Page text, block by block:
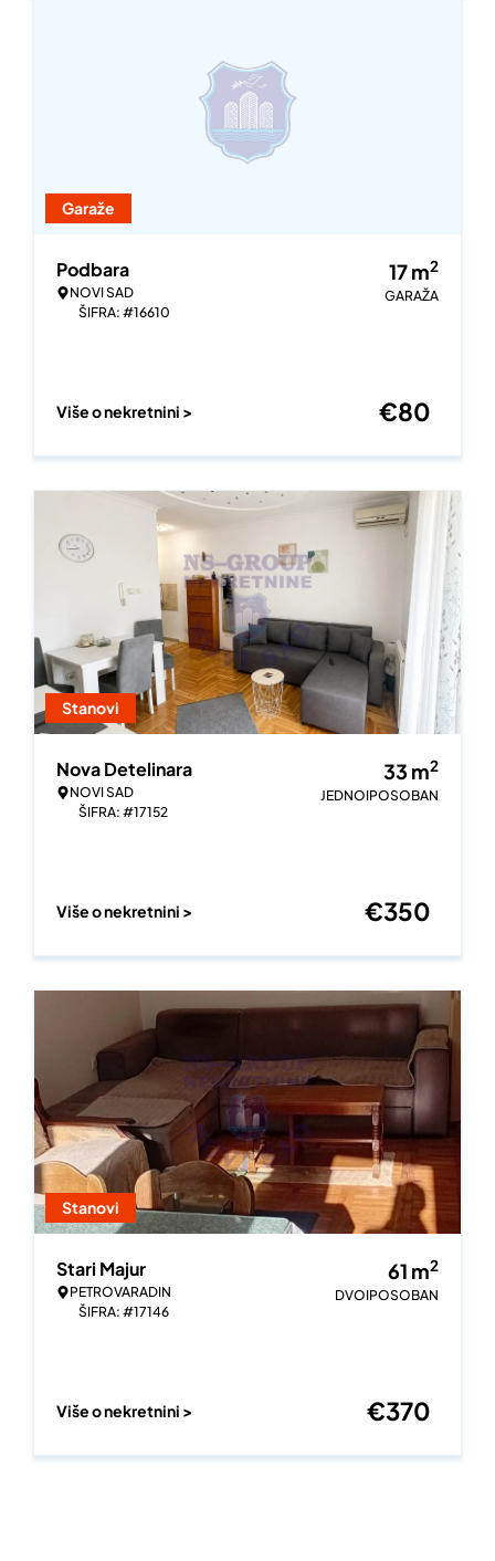
Garaže
Podbara
NOVI SAD
ŠIFRA: #16610
17m2
GARAŽA
Više o nekretnini > €80
Stanovi
Nova Detelinara
NOVI SAD
ŠIFRA: #17152
33 m2
JEDNOIPOSOBAN
Više o nekretnini > €350
Stanovi
Stari Majur
PETROVARADIN
ŠIFRA: #17146
61 m2
DVOIPOSOBAN
Više o nekretnini > €370